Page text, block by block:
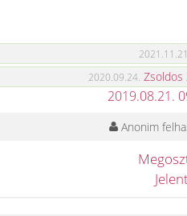
2020.09.24. Zsoldos
2019.08.21.
Anonim